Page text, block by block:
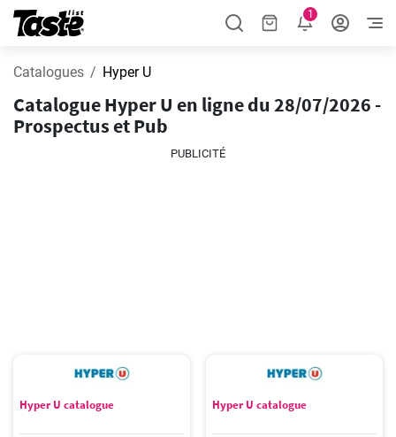
1
Catalogues Hyper U
Catalogue Hyper U en ligne du 28/07/2026 -
Prospectus et Pub
PUBLICITÉ
Hyper U catalogue Hyper U catalogue